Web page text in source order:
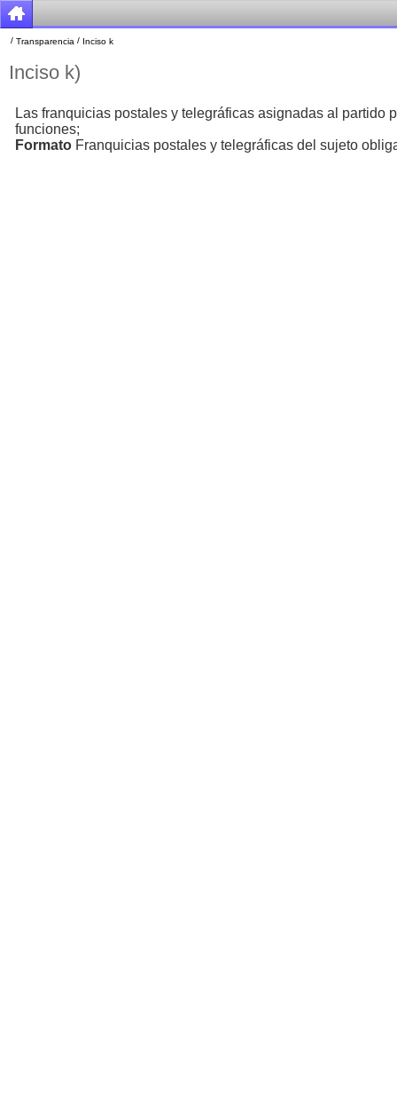
/ Transparencia / Inciso k
Inciso k)
Las franquicias postales y telegráficas asignadas al partido
funciones;
Formato Franquicias postales y telegráficas del sujeto